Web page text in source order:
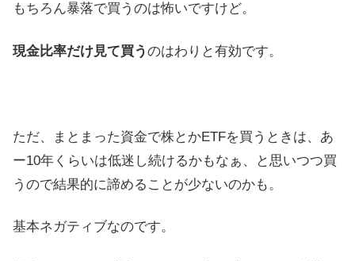
もちろん暴落で買うのは怖いですけど。
現金比率だけ見て買うのはわりと有効です。
ただ、まとまった資金で株とかETFを買うときは、あ
ー10年くらいは低迷し続けるかもなぁ、と思いつつ買
うので結果的に諦めることが少ないのかも。
基本ネガティブなのです。